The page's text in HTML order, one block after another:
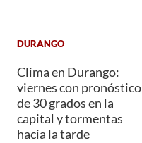
DURANGO
Clima en Durango:
viernes con pronóstico
de 30 grados en la
capital y tormentas
hacia la tarde